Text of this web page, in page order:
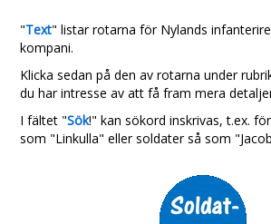
"Text" listar rotarna för Nylands
kompani.
Klicka sedan på den av rotarna under
du har intresse av att få fram mera
I fältet "Sök!" kan sökord inskrivas, t.ex.
som "Linkulla" eller soldater så som